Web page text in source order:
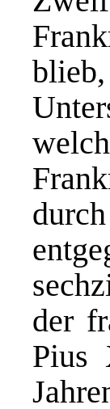
der
Pius